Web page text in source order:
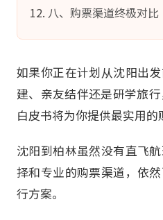
八、购票渠道终极对比
如果你正在计划从沈阳出
建、亲友结伴还是研学旅
白皮书将为你提供最实用的
沈阳到柏林虽然没有直飞
择和专业的购票渠道，依
行方案。